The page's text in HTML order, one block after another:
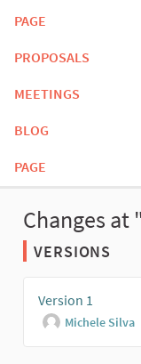
PAGE
PROPOSALS
MEETINGS
BLOG
PAGE
Changes at
VERSIONS
Version 1
Michele Silva